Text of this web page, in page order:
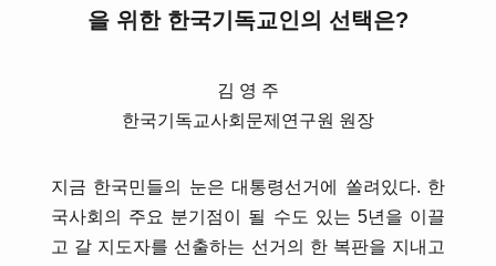
을 위한 한국기독교인의 선택은?
김 영 주
한국기독교사회문제연구원 원장
지금 한국민들의 눈은 대통령선거에 쏠려있다. 한
국사회의 주요 분기점이 될 수도 있는 5년을 이끌
고 갈 지도자를 선출하는 선거의 한 복판을 지내고